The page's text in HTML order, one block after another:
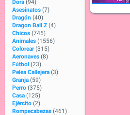
Dora (94)
Asesinatos (7)
Dragón (40)
Dragon Ball Z (4)
Chicos (745)
Animales (1556)
Colorear (315)
Aeronaves (8)
Fútbol (23)
Pelea Callejera (3)
Granja (59)
Perro (375)
Casa (125)
Ejército (2)
Rompecabezas (461)